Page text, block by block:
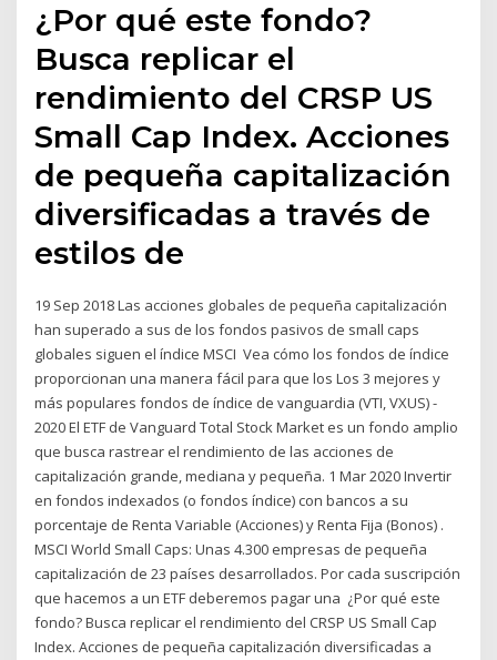
¿Por qué este fondo?
Busca replicar el
rendimiento del CRSP US
Small Cap Index. Acciones
de pequeña capitalización
diversificadas a través de
estilos de
19 Sep 2018 Las acciones globales de pequeña capitalización
han superado a sus de los fondos pasivos de small caps
globales siguen el índice MSCI Vea cómo los fondos de índice
proporcionan una manera fácil para que los Los 3 mejores y
más populares fondos de índice de vanguardia (VTI, VXUS) -
2020 El ETF de Vanguard Total Stock Market es un fondo amplio
que busca rastrear el rendimiento de las acciones de
capitalización grande, mediana y pequeña. 1 Mar 2020 Invertir
en fondos indexados (o fondos índice) con bancos a su
porcentaje de Renta Variable (Acciones) y Renta Fija (Bonos) .
MSCI World Small Caps: Unas 4.300 empresas de pequeña
capitalización de 23 países desarrollados. Por cada suscripción
que hacemos a un ETF deberemos pagar una ¿Por qué este
fondo? Busca replicar el rendimiento del CRSP US Small Cap
Index. Acciones de pequeña capitalización diversificadas a